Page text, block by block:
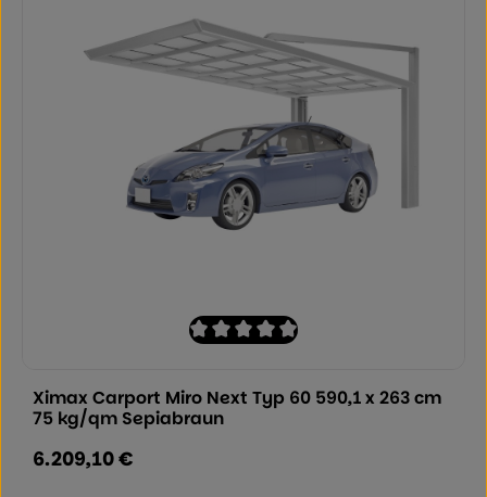
Ximax Carport Miro Next Typ 60 590,1 x 263 cm
75 kg/qm Sepiabraun
Regulärer Preis:
6.209,10 €